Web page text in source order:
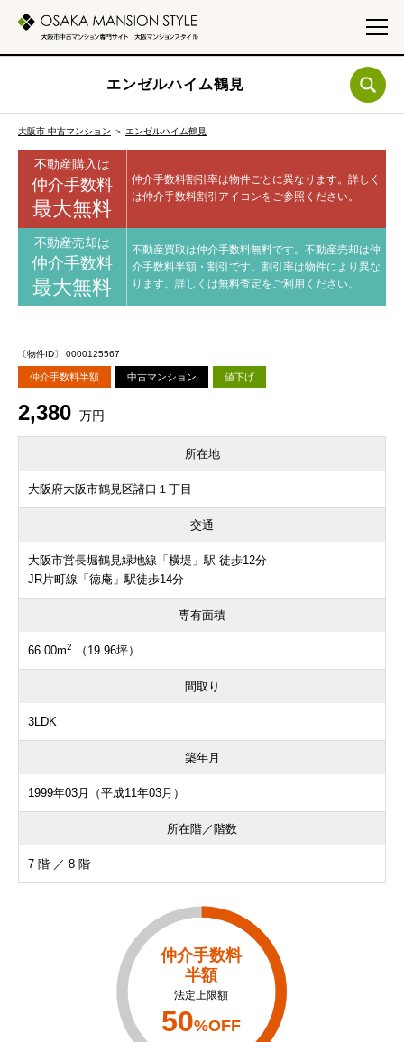
エンゼルハイム鶴見
大阪市 中古マンション ＞ エンゼルハイム鶴見
不動産購入は
仲介手数料
最大無料
仲介手数料割引率は物件ごとに異なります。 詳しく
は仲介手数料割引アイコンをご参照ください。
不動産売却は
仲介手数料
最大無料
不動産買取は仲介手数料無料です。 不動産売却は仲
介手数料半額・割引です。 割引率は物件により異な
ります。 詳しくは無料査定をご利用ください。
〔物件ID〕 0000125567
仲介手数料半額 中古マンション 値下げ
2,380 万円
所在地
大阪府大阪市鶴見区諸口１丁目
交通
大阪市営長堀鶴見緑地線「横堤」駅 徒歩12分
JR片町線「徳庵」駅徒歩14分
専有面積
66.00m2 （19.96坪）
間取り
3LDK
築年月
1999年03月（平成11年03月）
所在階／階数
7 階 ／ 8 階
仲介手数料
半額
法定上限額
50%OFF